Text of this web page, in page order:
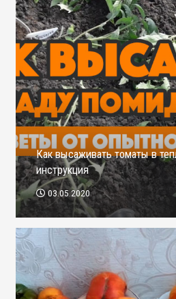
Как высаживать томаты в
инструкция
03.05.2020